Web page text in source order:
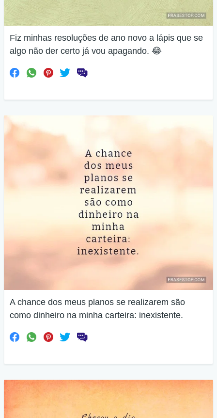
Fiz minhas resoluções de ano novo a lápis que se
algo não der certo já vou apagando. 😂
A chance dos meus planos se realizarem são
como dinheiro na minha carteira: inexistente.